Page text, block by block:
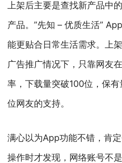
上架后主要是查找新产品中
产品。”先知 – 优质生活”
能更贴合日常生活需求。上
广告推广情况下，只靠网友
率，下载量突破100位，保
位网友的支持。
满心以为App功能不错，肯
操作时才发现，网络账号不